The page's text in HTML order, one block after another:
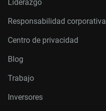
Liderazgo
Responsabilidad corporativa
Centro de privacidad
Blog
Trabajo
Inversores